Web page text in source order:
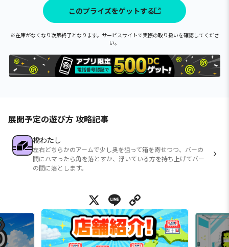
このプライズをゲットする
※在庫がなくなり次第終了となります。サービスサイトで実際の取り扱いを確認してくださ
い。
展開予定の遊び方 攻略記事
橋わたし
左右どちらかのアームで少し奥を狙って箱を寄せつつ、バーの
間にハマったら角を落とすか、浮いている方を持ち上げてバー
の間に落とします。
X Line